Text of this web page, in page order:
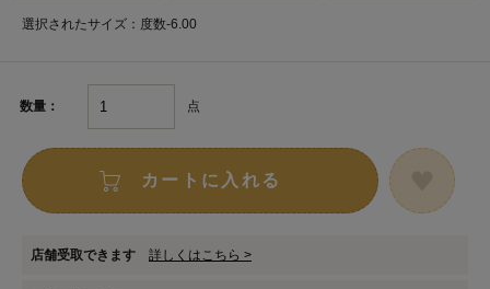
選択されたサイズ：度数-6.00
数量： 点
カートに入れる
店舗受取できます 詳しくはこちら >